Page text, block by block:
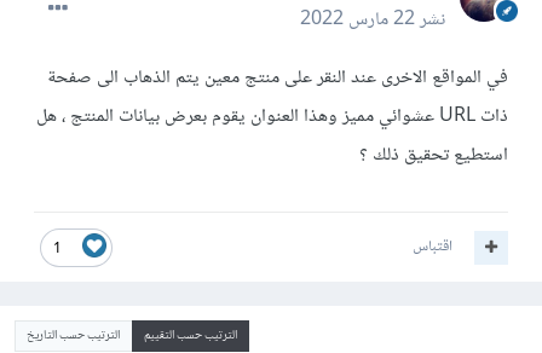
نشر22 مارس 2022
في المواقع الاخرى عند النقر على منتج معين يتم الذهاب الى صفحة
ذات URL عشوائي مميز وهذا العنوان يقوم بعرض بيانات المنتج ، هل
استطيع تحقيق ذلك ؟
1 اقتباس
الترتيب حسب التقييم الترتيب حسب التاريخ